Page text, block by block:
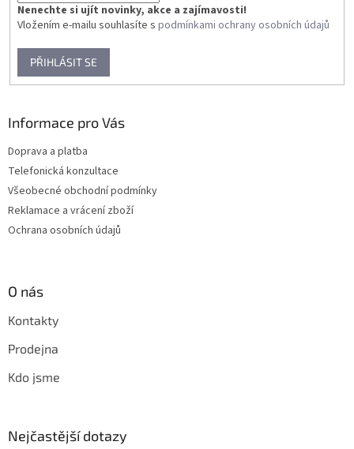
Nenechte si ujít novinky, akce a zajímavosti!
Vložením e-mailu souhlasíte s podmínkami ochrany osobních údajů
PŘIHLÁSIT SE
Informace pro Vás
Doprava a platba
Telefonická konzultace
Všeobecné obchodní podmínky
Reklamace a vrácení zboží
Ochrana osobních údajů
O nás
Kontakty
Prodejna
Kdo jsme
Nejčastější dotazy